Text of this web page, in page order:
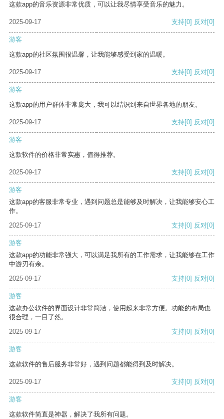
这款app的音乐资源非常优质，可以让我尽情享受音乐的魅力。
2025-09-17 支持[0] 反对[0]
游客
这款app的社区氛围很温馨，让我能够感受到家的温暖。
2025-09-17 支持[0] 反对[0]
游客
这款app的用户群体非常庞大，我可以结识到来自世界各地的朋友。
2025-09-17 支持[0] 反对[0]
游客
这款软件的价格非常实惠，值得推荐。
2025-09-17 支持[0] 反对[0]
游客
这款app的客服非常专业，遇到问题总是能够及时解决，让我能够安心工
作。
2025-09-17
支持[0] 反对[0]
游客
这款app的功能非常强大，可以满足我所有的工作需求，让我能够在工作
中游刃有余。
2025-09-17
支持[0] 反对[0]
游客
这款办公软件的界面设计非常简洁，使用起来非常方便。功能的布局也
很合理，一目了然。
2025-09-17
支持[0] 反对[0]
游客
这款软件的售后服务非常好，遇到问题都能得到及时解决。
2025-09-17 支持[0] 反对[0]
游客
这款软件简直是神器，解决了我所有问题。